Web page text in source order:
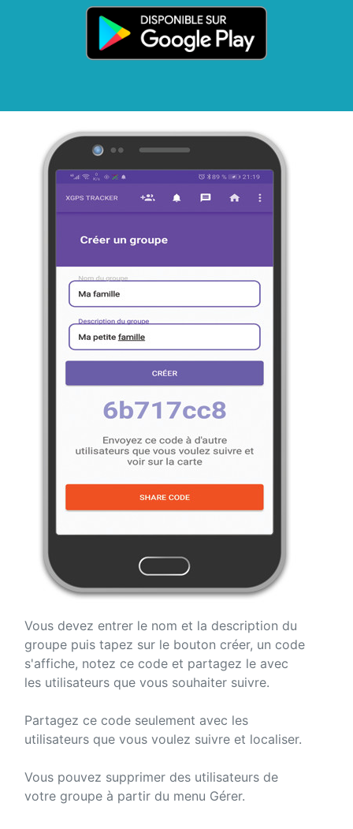
Vous devez entrer le nom et la description du
groupe puis tapez sur le bouton créer, un code
s'affiche, notez ce code et partagez le avec
les utilisateurs que vous souhaiter suivre.
Partagez ce code seulement avec les
utilisateurs que vous voulez suivre et localiser.
Vous pouvez supprimer des utilisateurs de
votre groupe à partir du menu Gérer.